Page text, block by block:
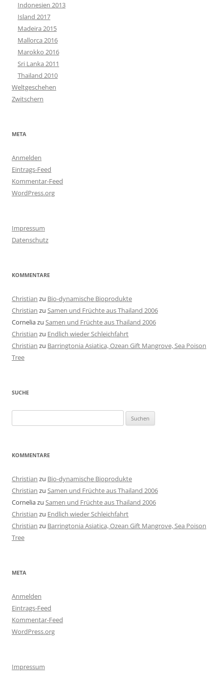
Indonesien 2013
Island 2017
Madeira 2015
Mallorca 2016
Marokko 2016
Sri Lanka 2011
Thailand 2010
Weltgeschehen
Zwitschern
META
Anmelden
Eintrags-Feed
Kommentar-Feed
WordPress.org
Impressum
Datenschutz
KOMMENTARE
Christian zu Bio-dynamische Bioprodukte
Christian zu Samen und Früchte aus Thailand 2006
Corneliazu Samen und Früchte aus Thailand 2006
Christian zu Endlich wieder Schleichfahrt
Christian zu Barringtonia Asiatica, Ozean Gift Mangrove, Sea Poison
Tree
SUCHE
nach:
KOMMENTARE
Christian zu Bio-dynamische Bioprodukte
Christian zu Samen und Früchte aus Thailand 2006
Corneliazu Samen und Früchte aus Thailand 2006
Christian zu Endlich wieder Schleichfahrt
Christian zu Barringtonia Asiatica, Ozean Gift Mangrove, Sea Poison
Tree
META
Anmelden
Eintrags-Feed
Kommentar-Feed
WordPress.org
Impressum